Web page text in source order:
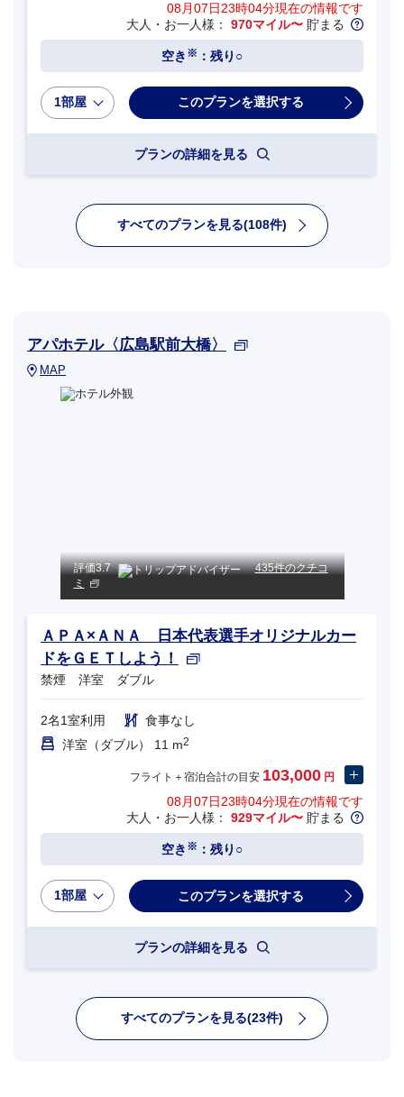
08月07日23時04分現在の情報です
大人・お一人様： 970マイル〜 貯まる
空き ※ ：残り○
1部屋
プランの詳細を見る
すべてのプランを見る(108件)
アパホテル〈広島駅前大橋〉
MAP
評価3.7
435件のクチコ
ミ
ＡＰＡ×ＡＮＡ 日本代表選手オリジナルカー
ドをＧＥＴしよう！
禁煙 洋室 ダブル
2名1室利用
食事なし
洋室（ダブル） 11 m2
フライト＋宿泊合計の目安 103,000 円
08月07日23時04分現在の情報です
大人・お一人様： 929マイル〜 貯まる
空き ※ ：残り○
1部屋
プランの詳細を見る
すべてのプランを見る(23件)